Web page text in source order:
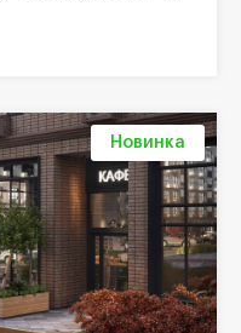
Новинка